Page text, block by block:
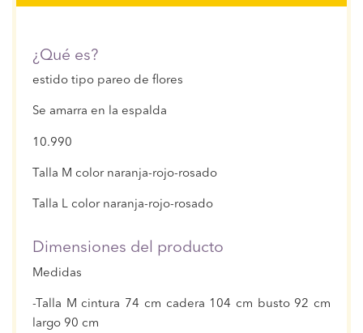
¿Qué es?
estido tipo pareo de flores
Se amarra en la espalda
10.990
Talla M color naranja-rojo-rosado
Talla L color naranja-rojo-rosado
Dimensiones del producto
Medidas
-Talla M cintura 74 cm cadera 104 cm busto 92 cm
largo 90 cm